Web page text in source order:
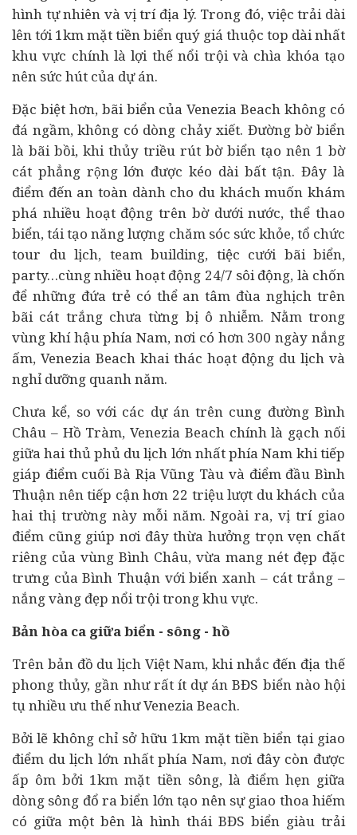
hình tự nhiên và vị trí địa lý. Trong đó, việc trải dài
lên tới 1km mặt tiền biển quý giá thuộc top dài nhất
khu vực chính là lợi thế nổi trội và chìa khóa tạo
nên sức hút của dự án.
Đặc biệt hơn, bãi biển của Venezia Beach không có
đá ngầm, không có dòng chảy xiết. Đường bờ biển
là bãi bồi, khi thủy triều rút bờ biển tạo nên 1 bờ
cát phẳng rộng lớn được kéo dài bất tận. Đây là
điểm đến an toàn dành cho du khách muốn khám
phá nhiều hoạt động trên bờ dưới nước, thể thao
biển, tái tạo năng lượng chăm sóc sức khỏe, tổ chức
tour du lịch, team building, tiệc cưới bãi biển,
party…cùng nhiều hoạt động 24/7 sôi động, là chốn
để những đứa trẻ có thể an tâm đùa nghịch trên
bãi cát trắng chưa từng bị ô nhiễm. Nằm trong
vùng khí hậu phía Nam, nơi có hơn 300 ngày nắng
ấm, Venezia Beach khai thác hoạt động du lịch và
nghỉ dưỡng quanh năm.
Chưa kể, so với các dự án trên cung đường Bình
Châu – Hồ Tràm, Venezia Beach chính là gạch nối
giữa hai thủ phủ du lịch lớn nhất phía Nam khi tiếp
giáp điểm cuối Bà Rịa Vũng Tàu và điểm đầu Bình
Thuận nên tiếp cận hơn 22 triệu lượt du khách của
hai thị trường này mỗi năm. Ngoài ra, vị trí giao
điểm cũng giúp nơi đây thừa hưởng trọn vẹn chất
riêng của vùng Bình Châu, vừa mang nét đẹp đặc
trưng của Bình Thuận với biển xanh – cát trắng –
nắng vàng đẹp nổi trội trong khu vực.
Bản hòa ca giữa biển - sông - hồ
Trên bản đồ du lịch Việt Nam, khi nhắc đến địa thế
phong thủy, gần như rất ít dự án BĐS biển nào hội
tụ nhiều ưu thế như Venezia Beach.
Bởi lẽ không chỉ sở hữu 1km mặt tiền biển tại giao
điểm du lịch lớn nhất phía Nam, nơi đây còn được
ấp ôm bởi 1km mặt tiền sông, là điểm hẹn giữa
dòng sông đổ ra biển lớn tạo nên sự giao thoa hiếm
có giữa một bên là hình thái BĐS biển giàu trải